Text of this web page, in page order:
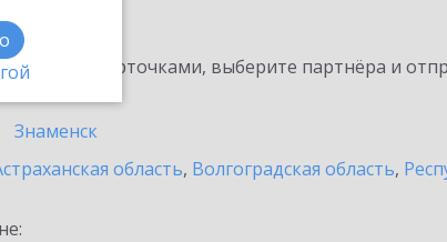
карточками, выберите партнёра и
Знаменск
область, Волгоградская область,